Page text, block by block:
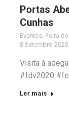
Portas
Cunhas
Eventos, Feira
8 Setembro 2020
Visita à
#fdv2020
Ler mais